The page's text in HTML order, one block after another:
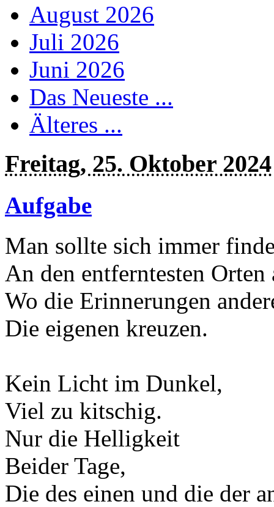
August 2026
Juli 2026
Juni 2026
Das Neueste ...
Älteres ...
Freitag, 25. Oktober 2024
Aufgabe
Man sollte sich immer
An den entferntesten Orten
Wo die Erinnerungen
Die eigenen kreuzen.
Kein Licht im Dunkel,
Viel zu kitschig.
Nur die Helligkeit
Beider Tage,
Die des einen und die der